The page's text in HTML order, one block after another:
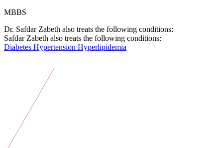
MBBS
Dr. Safdar Zabeth also treats the following conditions:
Safdar Zabeth also treats the following conditions:
Diabetes Hypertension Hyperlipidemia